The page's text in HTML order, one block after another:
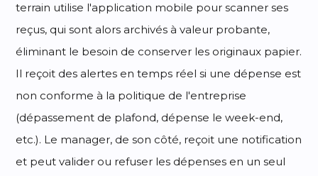
terrain utilise l'application mobile pour scanner ses
reçus, qui sont alors archivés à valeur probante,
éliminant le besoin de conserver les originaux papier.
Il reçoit des alertes en temps réel si une dépense est
non conforme à la politique de l'entreprise
(dépassement de plafond, dépense le week-end,
etc.). Le manager, de son côté, reçoit une notification
et peut valider ou refuser les dépenses en un seul